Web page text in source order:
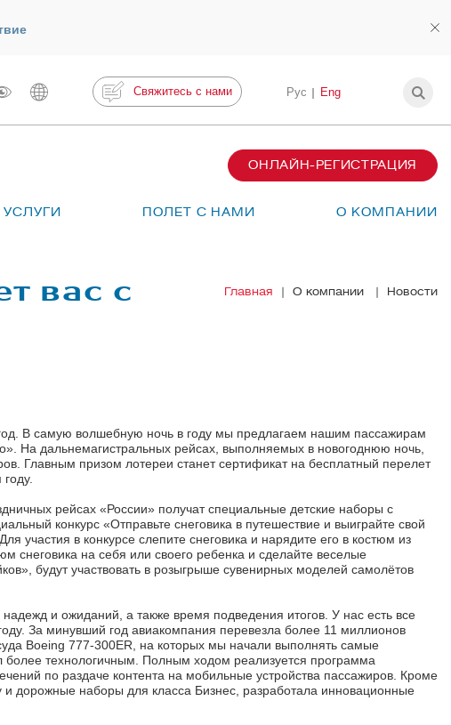
Свяжитесь с нами Рус Eng
ОНЛАЙН-РЕГИСТРАЦИЯ
ПОЛЕТ С НАМИ О КОМПАНИИ
Главная О компании Новости
вас с
В самую волшебную ночь в году мы предлагаем нашим пассажирам
На дальнемагистральных рейсах, выполняемых в новогоднюю ночь,
Главным призом лотереи станет сертификат на бесплатный перелет
рейсах «России» получат специальные детские наборы с
конкурс «Отправьте снеговика в путешествие и выиграйте свой
участия в конкурсе слепите снеговика и нарядите его в костюм из
снеговика на себя или своего ребенка и сделайте веселые
будут участвовать в розыгрыше сувенирных моделей самолётов
и ожиданий, а также время подведения итогов. У нас есть все
За минувший год авиакомпания перевезла более 11 миллионов
Boeing 777-300ER, на которых мы начали выполнять самые
технологичным. Полным ходом реализуется программа
по раздаче контента на мобильные устройства пассажиров. Кроме
дорожные наборы для класса Бизнес, разработала инновационные